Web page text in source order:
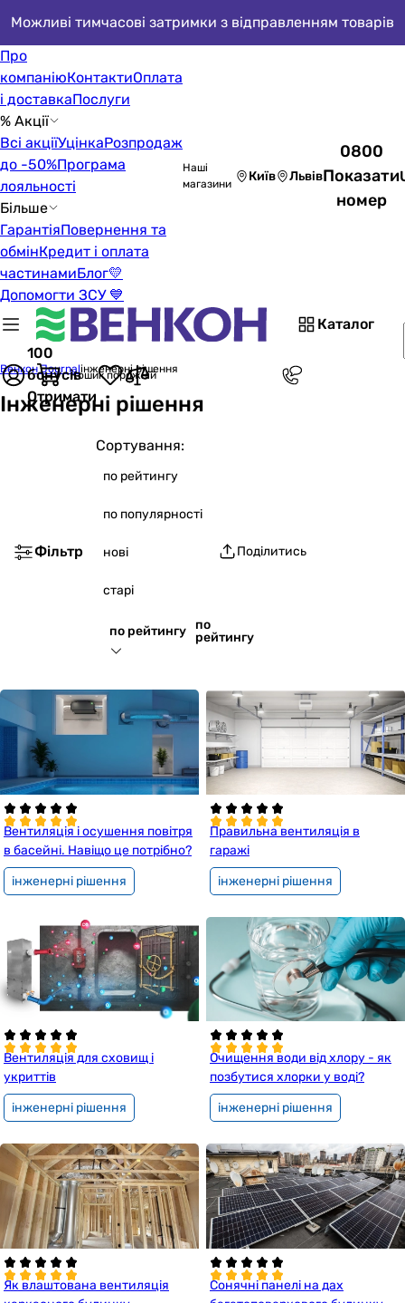
Можливі тимчасові затримки з відправленням товарів
Про
компаніюКонтактиОплата
і доставкаПослуги
% Акції
Всі акціїУцінкаРозпродаж
до -50%Програма
лояльності
Більше
ГарантіяПовернення та
обмінКредит і оплата
частинамиБлог💛
Допомогти ЗСУ 💙
Наші
магазини
Київ Львів
0800
Показати
номер
Каталог
100
бонусів
Отримати
Кошик порожній
Венкон Journalінженерні рішення
Інженерні рішення
Фільтр
Сортування:
по рейтингу
по популярності
нові
старі
по рейтингу
по
рейтингу
Поділитись
Вентиляція і осушення повітря
в басейні. Навіщо це потрібно?
інженерні рішення
Правильна вентиляція в
гаражі
інженерні рішення
Вентиляція для сховищ і
укриттів
інженерні рішення
Очищення води від хлору - як
позбутися хлорки у воді?
інженерні рішення
Як влаштована вентиляція
Сонячні панелі на дах